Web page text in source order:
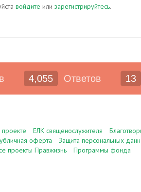
войдите или зарегистрируйтесь.
4,055 Ответов 13
ЕЛК священослужителя
оферта
Защита персональных
проекты Правжизнь
Программы фонда